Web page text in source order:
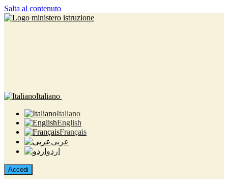
Salta al contenuto
Italiano
Italiano
English
Français
عربى
اردو
Accedi